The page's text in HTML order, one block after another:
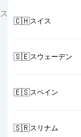
ス
🇨🇭スイス
🇸🇪スウェーデン
🇪🇸スペイン
🇸🇷スリナム